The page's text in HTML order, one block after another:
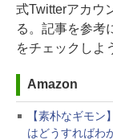
式Twitterアカウ
る。記事を参考
をチェックしよ
Amazon
【素朴なギモ
はどうすればわ